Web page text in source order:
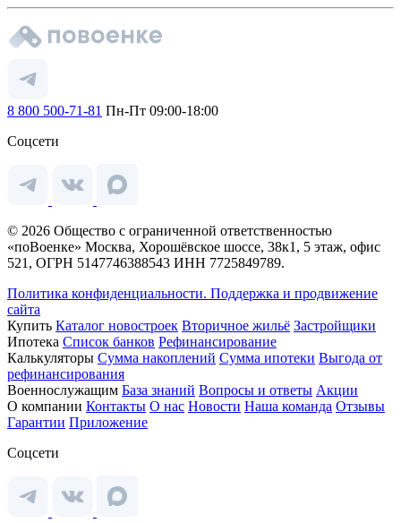
8 800 500-71-81 Пн-Пт 09:00-18:00
Соцсети
© 2026 Общество с ограниченной ответственностью
«поВоенке» Москва, Хорошёвское шоссе, 38к1, 5 этаж, офис
521, ОГРН 5147746388543 ИНН 7725849789.
Политика конфиденциальности. Поддержка и продвижение
сайта
Купить Каталог новостроек Вторичное жильё Застройщики
Ипотека Список банков Рефинансирование
Калькуляторы Сумма накоплений Сумма ипотеки Выгода от
рефинансирования
Военнослужащим База знаний Вопросы и ответы Акции
О компании Контакты О нас Новости Наша команда Отзывы
Гарантии Приложение
Соцсети